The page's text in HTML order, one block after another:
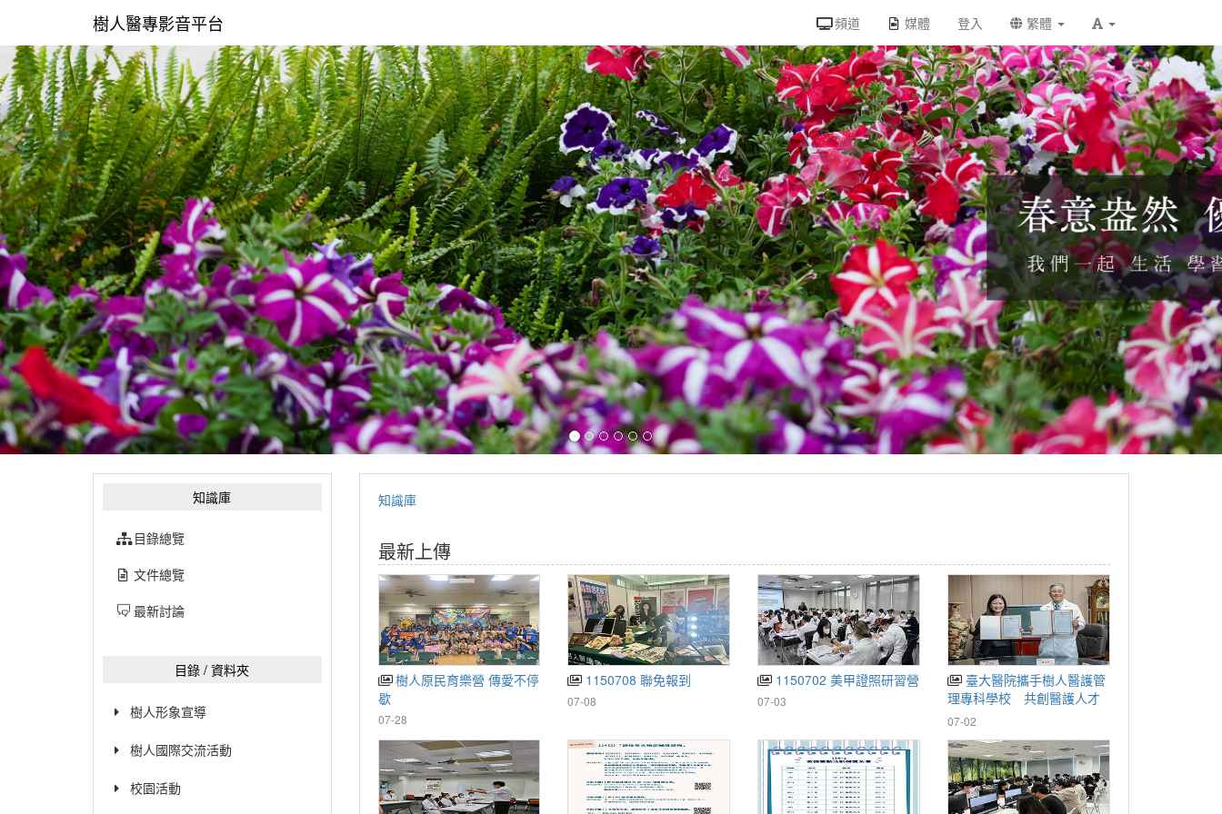
樹人醫專影音平台 頻道 媒體 登入 繁體
知識庫
目錄總覽
文件總覽
最新討論
目錄 / 資料夾
樹人形象宣導
樹人國際交流活動
校園活動
知識庫
最新上傳
樹人原民育樂營 傳愛不停
歇
07-28
1150708 聯免報到
07-08
1150702 美甲證照研習營
07-03
臺大醫院攜手樹人醫護管
理專科學校 共創醫護人才
培育新里程碑
07-02